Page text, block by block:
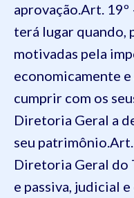
aprovação.Art. 19º
terá lugar quando,
motivadas pela
economicamente
cumprir com os
Diretoria Geral a
seu patrimônio.
Diretoria Geral do
e passiva, judicial